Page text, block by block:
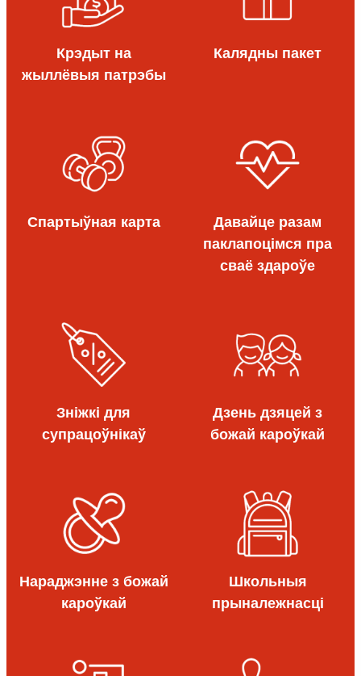
Крэдыт на
жыллёвыя патрэбы
Калядны пакет
Спартыўная карта
Давайце разам
паклапоцімся пра
сваё здароўе
Зніжкі для
супрацоўнікаў
Дзень дзяцей з
божай кароўкай
Нараджэнне з божай
кароўкай
Школьныя
прыналежнасці